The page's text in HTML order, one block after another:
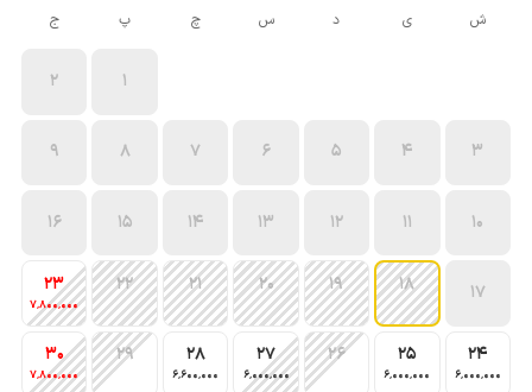
ش ی د س چ پ ج
1
2
3
4
5
6
7
8
9
10
11
12
13
14
15
16
17
18
19
20
21
22
23
7٬800٬000
24
6٬000٬000
25
6٬000٬000
26
27
6٬000٬000
28
6٬600٬000
29
30
7٬800٬000